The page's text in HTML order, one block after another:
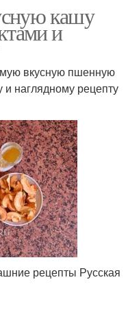
кашу
и
вкусную пшенную
наглядному рецепту
рецепты Русская